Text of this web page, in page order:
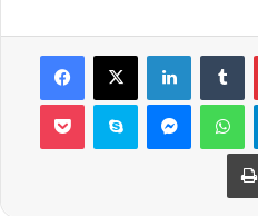
Facebook
X LinkedIn
Pocket Skype